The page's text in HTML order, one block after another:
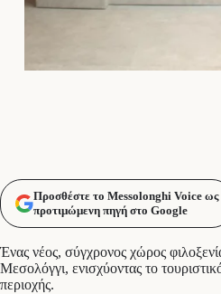
Προσθέστε το Messolonghi Voice ως
προτιμώμενη πηγή στο Google
Ένας νέος, σύγχρονος χώρος
Μεσολόγγι, ενισχύοντας το
περιοχής.